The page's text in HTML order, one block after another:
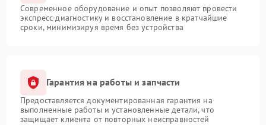
Современное оборудование и опыт позволяют провести
экспресс-диагностику и восстановление в кратчайшие
сроки, минимизируя время без устройства
Гарантия на работы и запчасти
Предоставляется документированная гарантия на
выполненные работы и установленные детали, что
защищает клиента от повторных неисправностей